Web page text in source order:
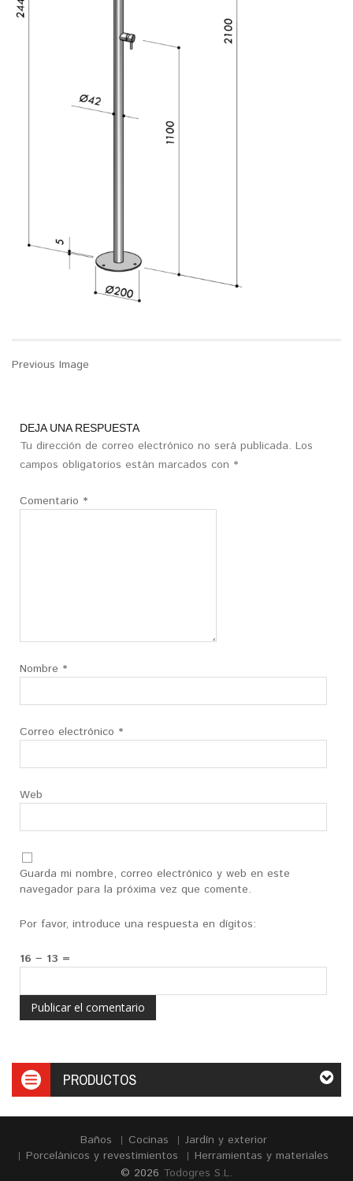
Previous Image
DEJA UNA RESPUESTA
Tu dirección de correo electrónico no será publicada. Los
campos obligatorios están marcados con *
Comentario *
Nombre *
Correo electrónico *
Web
Guarda mi nombre, correo electrónico y web en este
navegador para la próxima vez que comente.
Por favor, introduce una respuesta en dígitos:
16 − 13 =
PRODUCTOS
Baños Cocinas
Jardín y exterior
Porcelánicos y revestimientos
Herramientas y materiales
© 2026 Todogres S.L.